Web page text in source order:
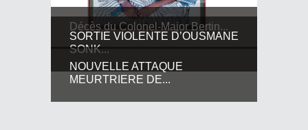
Décès du Colonel-Major Bertin...
SORTIE VIOLENTE D’OUSMANE
SONK...
NOUVELLE ATTAQUE
MEURTRIERE DE...